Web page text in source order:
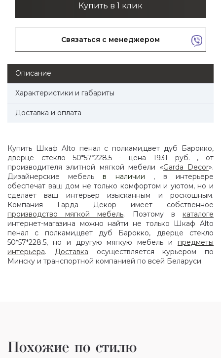
Купить в 1 клик
Связаться с менеджером
Описание
Характеристики и габариты
Доставка и оплата
Купить Шкаф Alto пенал c полками,цвет дуб Барокко,
дверце стекло 50*57*228.5 - цена 1931 руб. , от
производителя элитной мягкой мебели «Garda Decor».
Дизайнерские мебель в наличии , в интерьере
обеспечат ваш дом не только комфортом и уютом, но и
сделает ваш интерьер изысканным и роскошным.
Компания Гарда Декор имеет собственное
производство мягкой мебель. Поэтому в каталоге
интернет-магазина можно найти не только Шкаф Alto
пенал c полками,цвет дуб Барокко, дверце стекло
50*57*228.5, но и другую мягкую мебель и предметы
интерьера. Доставка осуществляется курьером по
Минску и транспортной компанией по всей Беларуси.
Похожие по стилю